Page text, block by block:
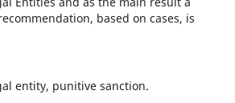
based on cases, is
entity, punitive sanction.